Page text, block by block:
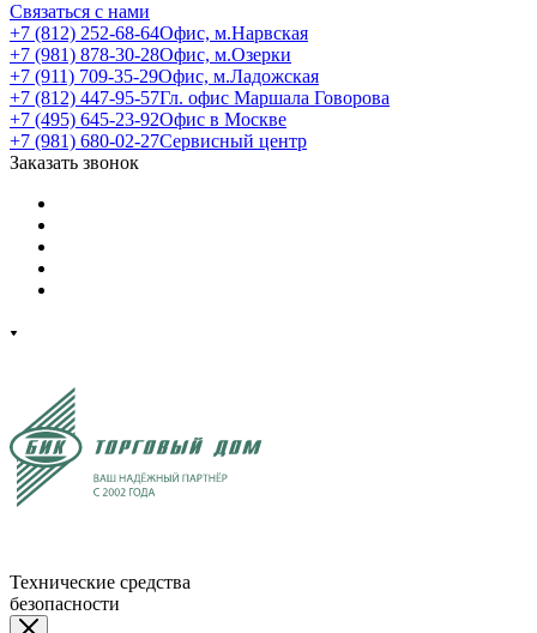
Связаться с нами
+7 (812) 252-68-64Офис, м.Нарвская
+7 (981) 878-30-28Офис, м.Озерки
+7 (911) 709-35-29Офис, м.Ладожская
+7 (812) 447-95-57Гл. офис Маршала Говорова
+7 (495) 645-23-92Офис в Москве
+7 (981) 680-02-27Сервисный центр
Заказать звонок
Технические средства
безопасности